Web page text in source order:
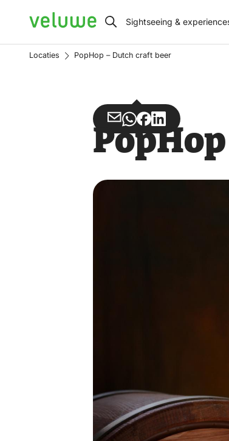
Veluwe Sightseeing &
Locaties PopHop – Dutch craft beer
Share
via
Email
Share
via
WhatsApp
Share
on
Facebook
Share
on